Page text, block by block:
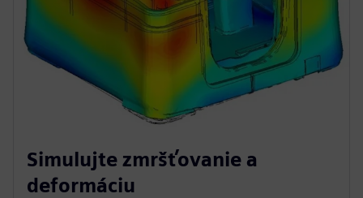
Simulujte zmršťovanie a
deformáciu